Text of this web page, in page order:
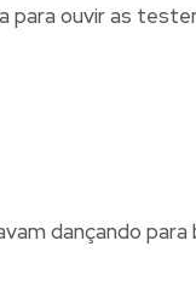
para ouvir as
dançando para